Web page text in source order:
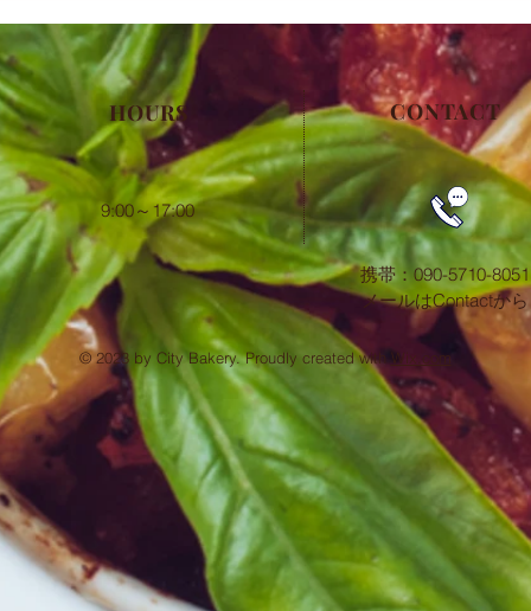
HOURS
​9:00～17:00
CONTACT
携帯：090-5710-8051
​メールはContactから
© 2023 by City Bakery. Proudly created with Wix.com